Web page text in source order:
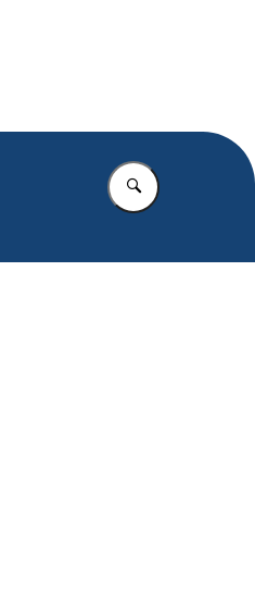
Vul in wat u